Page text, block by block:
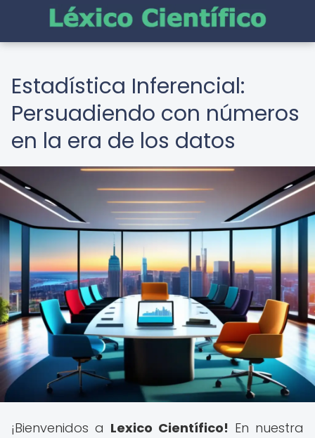
Estadística Inferencial:
Persuadiendo con números
en la era de los datos
¡Bienvenidos a Lexico Científico! En nuestra